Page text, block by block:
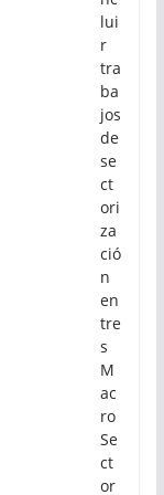
lui
r
tra
ba
jos
de
se
ct
ori
za
ció
n
en
tre
s
M
ac
ro
Se
ct
or